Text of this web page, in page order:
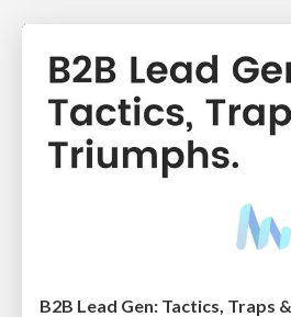
B2B Lead Gen: Tactics, Traps